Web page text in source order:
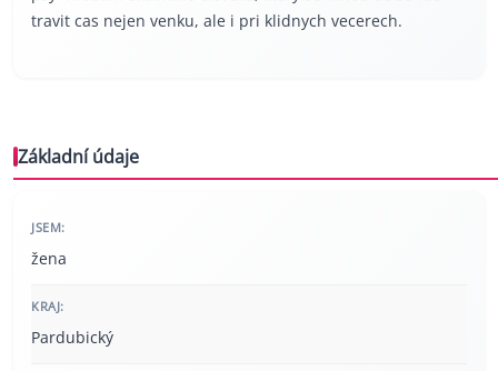
travit cas nejen venku, ale i pri klidnych vecerech.
Základní údaje
JSEM:
žena
KRAJ:
Pardubický